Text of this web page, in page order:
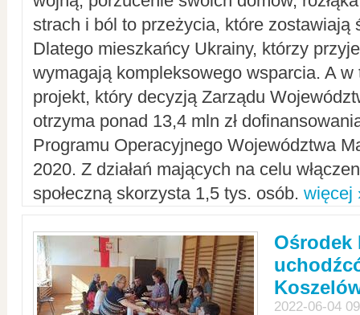
strach i ból to przeżycia, które zostawiają
Dlatego mieszkańcy Ukrainy, którzy
wymagają kompleksowego wsparcia. A w
projekt, który decyzją Zarządu
otrzyma ponad 13,4 mln zł
Programu Operacyjnego Województwa
2020. Z działań mających na celu
społeczną skorzysta 1,5 tys. osób. więcej
Ośrodek
2022-06-04